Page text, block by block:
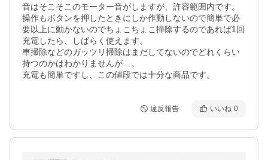
音はそこそこのモーター音がしますが、許容範囲内です。
操作もボタンを押したときにしか作動しないので簡単で必
要以上に動かないのでちょこちょこ掃除するのであれば1回
充電したら、しばらく使えます。
車掃除などのガッツリ掃除はまだしてないのでどれくらい
持つのかはわかりませんが…。
充電も簡単ですし、この値段では十分な商品です。
違反報告 いいね 0